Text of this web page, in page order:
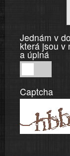
Jednám v
která jsou v
a úplná
v
dobré
informace
Captcha